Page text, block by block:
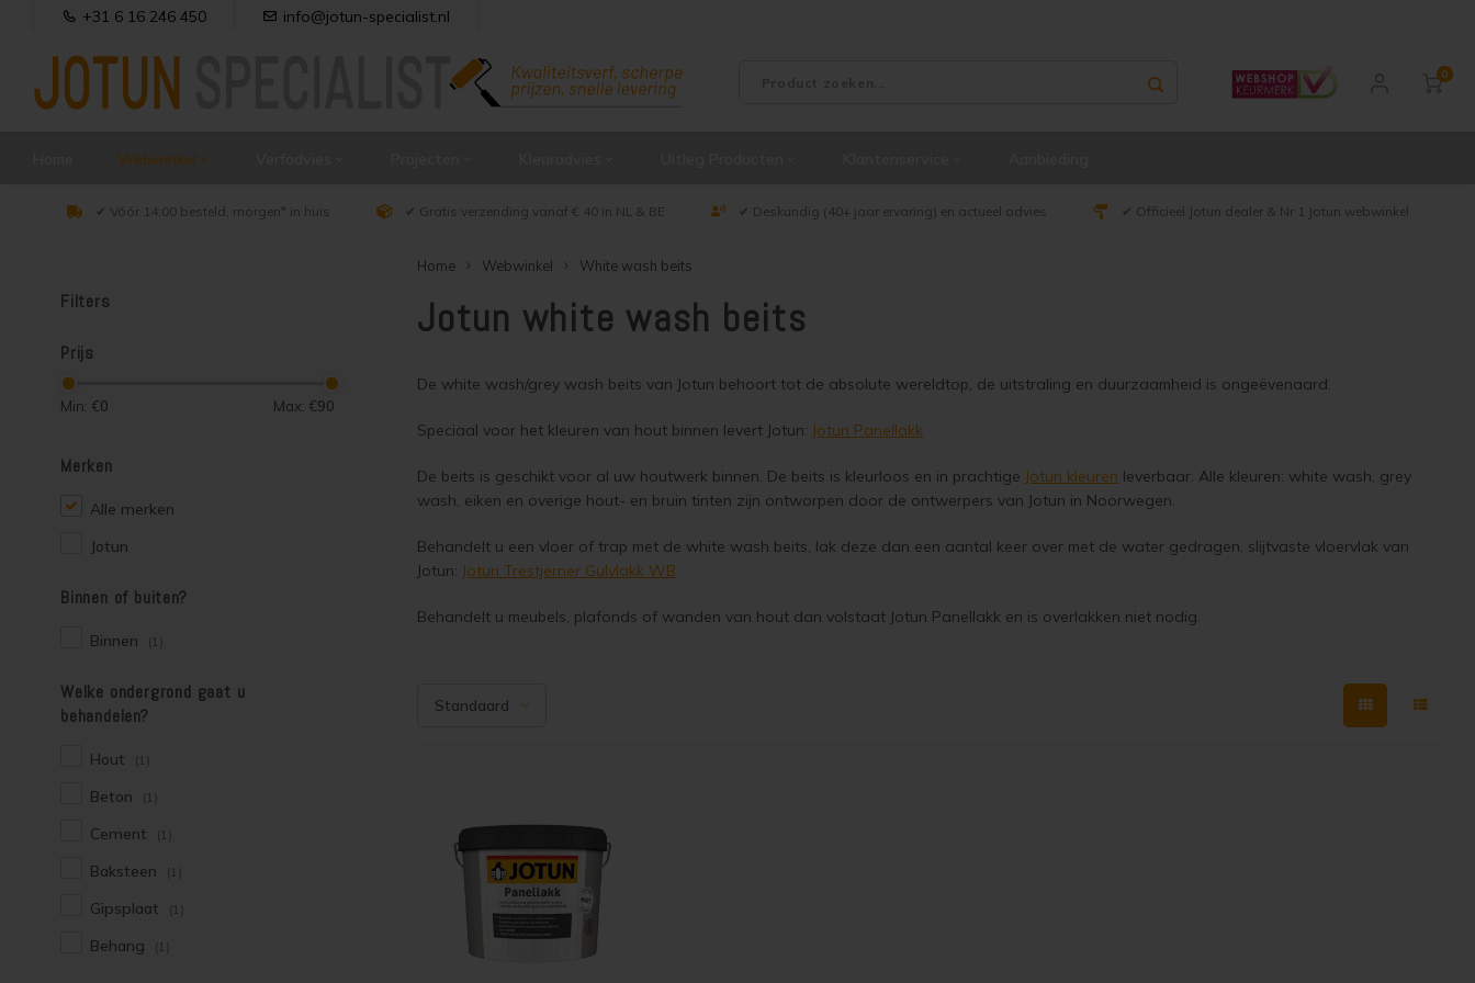
+31 6 16 246 450 info@jotun-specialist.nl
0
Webwinkel
✔ Vóór 14:00 besteld, morgen* in huis ✔ Gratis verzending vanaf € 40 in NL & BE ✔ Deskundig (40+ jaar ervaring) en actueel advies ✔ Officieel Jotun dealer & Nr 1 Jotun webwinkel
Filters
Prijs
Min: €0 Max: €90
Merken
Alle merken
Jotun
Binnen of buiten?
Binnen (1)
Welke ondergrond gaat u
behandelen?
Hout (1)
Beton (1)
Cement (1)
Baksteen (1)
Gipsplaat (1)
Behang (1)
Home Webwinkel White wash beits
Jotun white wash beits
De white wash/grey wash beits van Jotun behoort tot de absolute wereldtop, de uitstraling en duurzaamheid is ongeëvenaard.
Speciaal voor het kleuren van hout binnen levert Jotun: Jotun Panellakk
De beits is geschikt voor al uw houtwerk binnen. De beits is kleurloos en in prachtige Jotun kleuren leverbaar. Alle kleuren: white wash, grey
wash, eiken en overige hout- en bruin tinten zijn ontworpen door de ontwerpers van Jotun in Noorwegen.
Behandelt u een vloer of trap met de white wash beits, lak deze dan een aantal keer over met de water gedragen, slijtvaste vloervlak van
Jotun: Jotun Trestjerner Gulvlakk WB
Behandelt u meubels, plafonds of wanden van hout dan volstaat Jotun Panellakk en is overlakken niet nodig.
Standaard